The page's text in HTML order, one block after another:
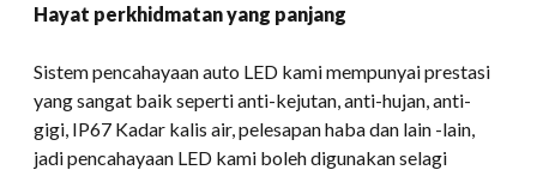
Hayat perkhidmatan yang panjang
Sistem pencahayaan auto LED kami mempunyai prestasi
yang sangat baik seperti anti-kejutan, anti-hujan, anti-
gigi, IP67 Kadar kalis air, pelesapan haba dan lain -lain,
jadi pencahayaan LED kami boleh digunakan selagi